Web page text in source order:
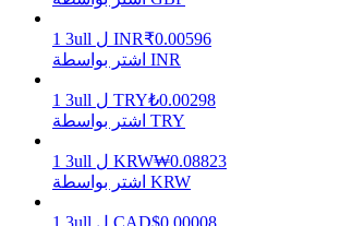
يكسب
1 3ull ل INR₹0.00596
اشتر بواسطة INR
1 3ull ل TRY₺0.00298
اشتر بواسطة TRY
1 3ull ل KRW₩0.08823
اشتر بواسطة KRW
1 3ull ل CAD$0.00008